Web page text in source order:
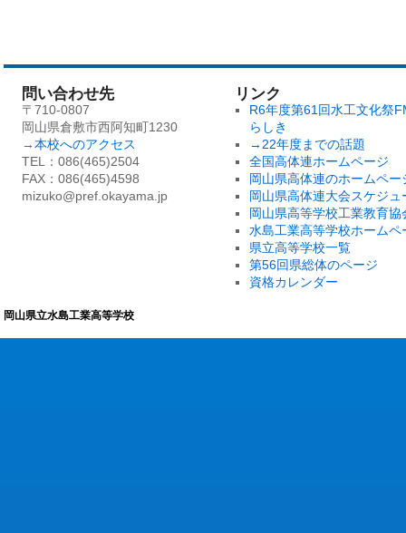
問い合わせ先
〒710-0807
岡山県倉敷市西阿知町1230
→本校へのアクセス
TEL：086(465)2504
FAX：086(465)4598
mizuko@pref.okayama.jp
リンク
R6年度第61回水工文化祭
らしき
→22年度までの話題
全国高体連ホームページ
岡山県高体連のホームペー
岡山県高体連大会スケジュ
岡山県高等学校工業教育協
水島工業高等学校ホームペ
県立高等学校一覧
第56回県総体のページ
資格カレンダー
岡山県立水島工業高等学校